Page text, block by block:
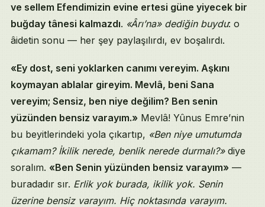
ve sellem Efendimizin evine ertesi güne yiyecek bir
buğday tânesi kalmazdı. «Ârı’na» dediğin buydu: o
âidetin sonu — her şey paylaşılırdı, ev boşalırdı.
«Ey dost, seni yoklarken canımı vereyim. Aşkını
koymayan ablalar gireyim. Mevlâ, beni Sana
vereyim; Sensiz, ben niye değilim? Ben senin
yüzünden bensiz varayım.» Mevlâ! Yûnus Emre’nin
bu beyitlerindeki yola çıkartıp, «Ben niye umutumda
çıkamam? İkilik nerede, benlik nerede durmalı?»diye
soralım. «Ben Senin yüzünden bensiz varayım» —
buradadır sır. Erlik yok burada, ikilik yok. Senin
üzerine bensiz varayım. Hiç noktasında varayım.